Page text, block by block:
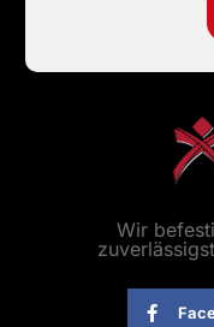
Wir